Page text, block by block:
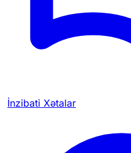
İnzibati Xətalar